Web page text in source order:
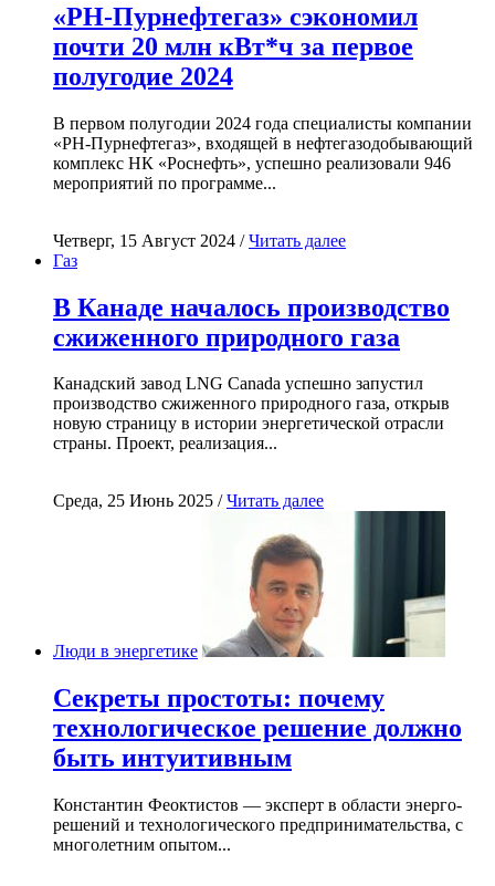
«РН-Пурнефтегаз» сэкономил
почти 20 млн кВт*ч за первое
полугодие 2024
В первом полугодии 2024 года специалисты компании
«РН-Пурнефтегаз», входящей в нефтегазодобывающий
комплекс НК «Роснефть», успешно реализовали 946
мероприятий по программе...
Четверг, 15 Август 2024 /Читать далее
Газ
В Канаде началось производство
сжиженного природного газа
Канадский завод LNG Canada успешно запустил
производство сжиженного природного газа, открыв
новую страницу в истории энергетической отрасли
страны. Проект, реализация...
Среда, 25 Июнь 2025 /Читать далее
Люди в энергетике
Секреты простоты: почему
технологическое решение должно
быть интуитивным
Константин Феоктистов — эксперт в области энерго-
решений и технологического предпринимательства, с
многолетним опытом...